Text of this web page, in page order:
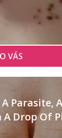
Parasite,
A Drop Of